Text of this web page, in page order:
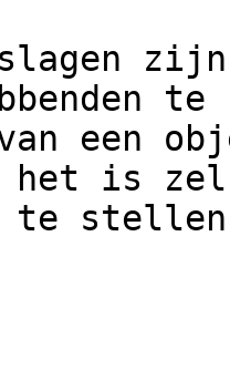
te
een
het is
te stellen